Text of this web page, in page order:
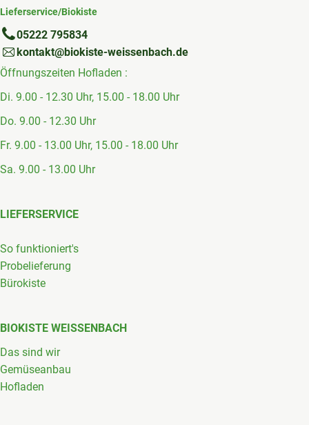
Lieferservice/Biokiste
05222 795834
kontakt@biokiste-weissenbach.de
Öffnungszeiten Hofladen :
Di. 9.00 - 12.30 Uhr, 15.00 - 18.00 Uhr
Do. 9.00 - 12.30 Uhr
Fr. 9.00 - 13.00 Uhr, 15.00 - 18.00 Uhr
Sa. 9.00 - 13.00 Uhr
LIEFERSERVICE
So funktioniert's
Probelieferung
Bürokiste
BIOKISTE WEISSENBACH
Das sind wir
Gemüseanbau
Hofladen